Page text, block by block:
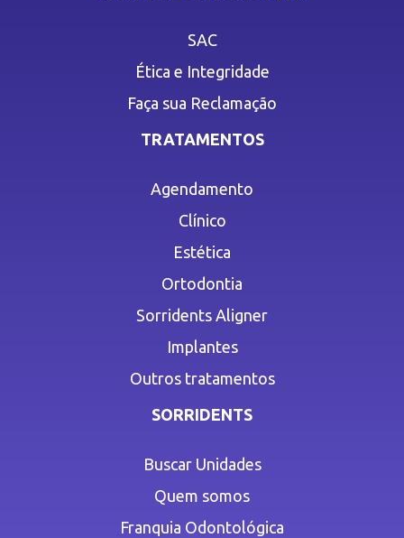
SAC
Ética e Integridade
Faça sua Reclamação
TRATAMENTOS
Agendamento
Clínico
Estética
Ortodontia
Sorridents Aligner
Implantes
Outros tratamentos
SORRIDENTS
Buscar Unidades
Quem somos
Franquia Odontológica